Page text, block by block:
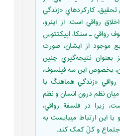
کارکردهاي «زندگي
رواقي است. از اينرو،
رواقي ـ سنکا، اپيکتتوس
موجود از ايشان، صورت
بعنوان نتيجه‌گيري چنين
بخصوص اين سه فيلسوف،
«زندگي هماهنگ با
نظم درون انسان و نظم
زيرا در فلسفة رواقي،
اين ارتباط ميبايست به
و کلّ کمک کند.